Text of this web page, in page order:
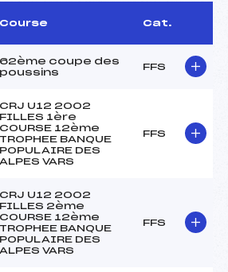
Course Cat.
62ème coupe des
poussins
FFS
CRJ U12 2002
FILLES 1ère
COURSE 12ème
TROPHEE BANQUE
POPULAIRE DES
ALPES VARS
FFS
CRJ U12 2002
FILLES 2ème
COURSE 12ème
TROPHEE BANQUE
POPULAIRE DES
ALPES VARS
FFS